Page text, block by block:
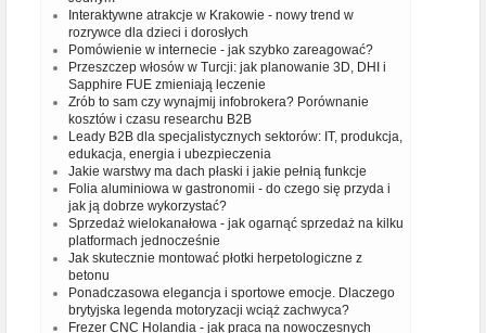
Interaktywne atrakcje w Krakowie - nowy trend w
rozrywce dla dzieci i dorosłych
Pomówienie w internecie - jak szybko zareagować?
Przeszczep włosów w Turcji: jak planowanie 3D, DHI i
Sapphire FUE zmieniają leczenie
Zrób to sam czy wynajmij infobrokera? Porównanie
kosztów i czasu researchu B2B
Leady B2B dla specjalistycznych sektorów: IT, produkcja,
edukacja, energia i ubezpieczenia
Jakie warstwy ma dach płaski i jakie pełnią funkcje
Folia aluminiowa w gastronomii - do czego się przyda i
jak ją dobrze wykorzystać?
Sprzedaż wielokanałowa - jak ogarnąć sprzedaż na kilku
platformach jednocześnie
Jak skutecznie montować płotki herpetologiczne z
betonu
Ponadczasowa elegancja i sportowe emocje. Dlaczego
brytyjska legenda motoryzacji wciąż zachwyca?
Frezer CNC Holandia - jak praca na nowoczesnych